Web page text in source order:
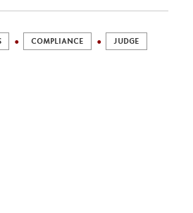
COMPLIANCE JUDGE